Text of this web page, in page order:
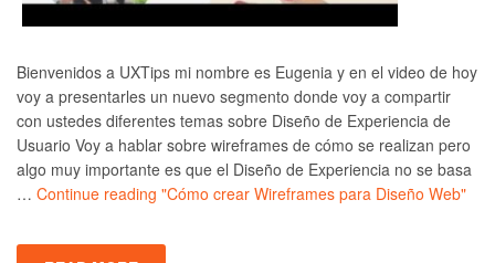
Bienvenidos a UXTips mi nombre es Eugenia y en el video de hoy
voy a presentarles un nuevo segmento donde voy a compartir
con ustedes diferentes temas sobre Diseño de Experiencia de
Usuario Voy a hablar sobre wireframes de cómo se realizan pero
algo muy importante es que el Diseño de Experiencia no se basa
… Continue reading "Cómo crear Wireframes para Diseño Web"